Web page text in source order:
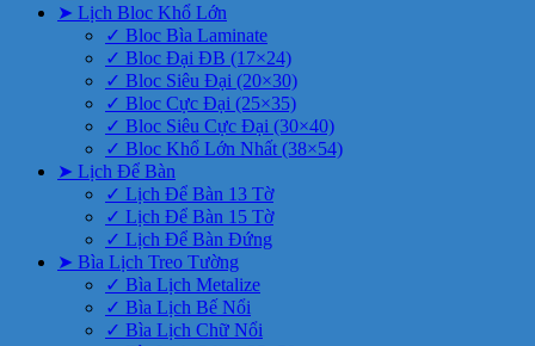
➤ Lịch Bloc Khổ Lớn
✓ Bloc Bìa Laminate
✓ Bloc Đại ĐB (17×24)
✓ Bloc Siêu Đại (20×30)
✓ Bloc Cực Đại (25×35)
✓ Bloc Siêu Cực Đại (30×40)
✓ Bloc Khổ Lớn Nhất (38×54)
➤ Lịch Để Bàn
✓ Lịch Để Bàn 13 Tờ
✓ Lịch Để Bàn 15 Tờ
✓ Lịch Để Bàn Đứng
➤ Bìa Lịch Treo Tường
✓ Bìa Lịch Metalize
✓ Bìa Lịch Bế Nổi
✓ Bìa Lịch Chữ Nổi